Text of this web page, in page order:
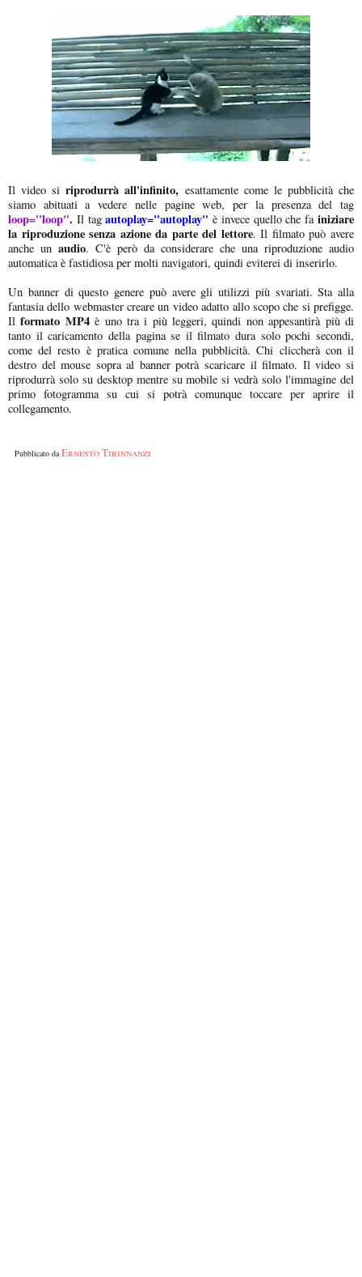
Il video siriprodurrà all'infinito, esattamente come le pubblicità che
siamo abituati a vedere nelle pagine web, per la presenza del tag
loop="loop". Il tagautoplay="autoplay" è invece quello che fainiziare
la riproduzione senza azione da parte del lettore. Il filmato può avere
anche un audio. C'è però da considerare che una riproduzione audio
automatica è fastidiosa per molti navigatori, quindi eviterei di inserirlo.
Un banner di questo genere può avere gli utilizzi più svariati. Sta alla
fantasia dello webmaster creare un video adatto allo scopo che si prefigge.
Ilformato MP4è uno tra i più leggeri, quindi non appesantirà più di
tanto il caricamento della pagina se il filmato dura solo pochi secondi,
come del resto è pratica comune nella pubblicità. Chi cliccherà con il
destro del mouse sopra al banner potrà scaricare il filmato. Il video si
riprodurrà solo su desktop mentre su mobile si vedrà solo l'immagine del
primo fotogramma su cui si potrà comunque toccare per aprire il
collegamento.
Pubblicato daErnesto Tirinnanzi